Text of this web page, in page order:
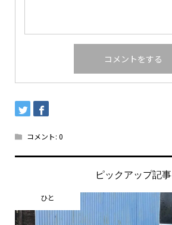
コメント: 0
ピックアップ記事
ひと